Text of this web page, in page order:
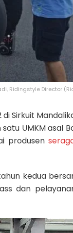
Ridingstyle Director
Sirkuit
UMKM asal
produsen
kedua
dan